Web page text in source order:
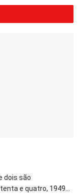
dois são
e quatro, 1949...